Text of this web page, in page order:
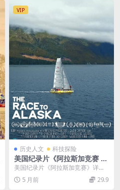
VIP
历史人文 科技探险
美国纪录片《阿拉斯加竞赛 T
he Race to Alaska 2020》英
语中英双字 无水印纯净版 108
0P/MKV/7.73G 阿拉斯加生存
美国纪录片《阿拉斯加竞赛》详情
介绍 美国出品的生存纪实类纪录片
《阿拉斯加竞赛 T...
5 月前 29.9